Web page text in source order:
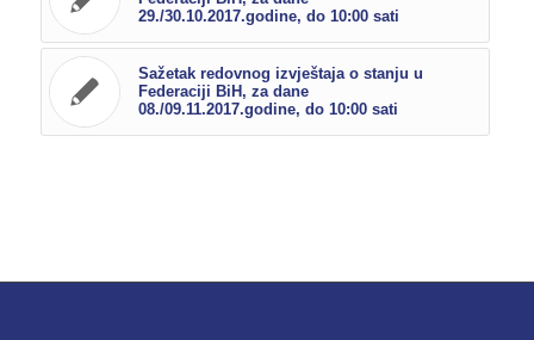
29./30.10.2017.godine, do 10:00 sati
Sažetak redovnog izvještaja o stanju u
Federaciji BiH, za dane
08./09.11.2017.godine, do 10:00 sati